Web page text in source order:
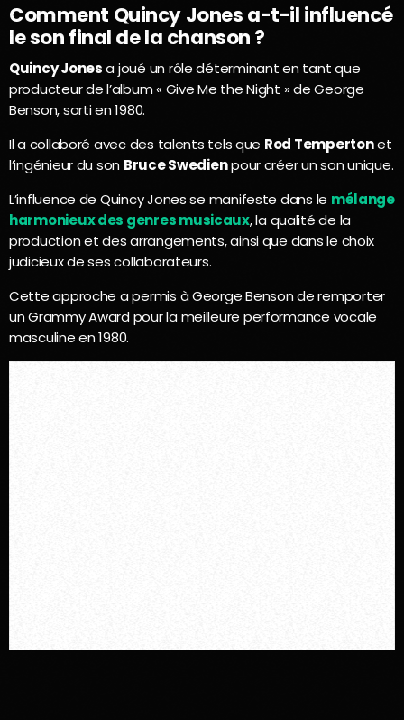
Comment Quincy Jones a-t-il influencé
le son final de la chanson ?
Quincy Jonesa joué un rôle déterminant en tant que
producteur de l’album « Give Me the Night » de George
Benson, sorti en 1980.
Il a collaboré avec des talents tels que Rod Tempertonet
l’ingénieur du son Bruce Swedienpour créer un son unique.
L’influence de Quincy Jones se manifeste dans le mélange
harmonieux des genres musicaux, la qualité de la
production et des arrangements, ainsi que dans le choix
judicieux de ses collaborateurs.
Cette approche a permis à George Benson de remporter
un Grammy Award pour la meilleure performance vocale
masculine en 1980.